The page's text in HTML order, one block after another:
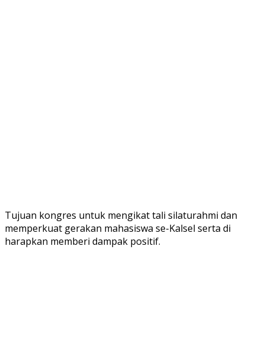
Tujuan kongres untuk mengikat tali silaturahmi dan
memperkuat gerakan mahasiswa se-Kalsel serta di
harapkan memberi dampak positif.